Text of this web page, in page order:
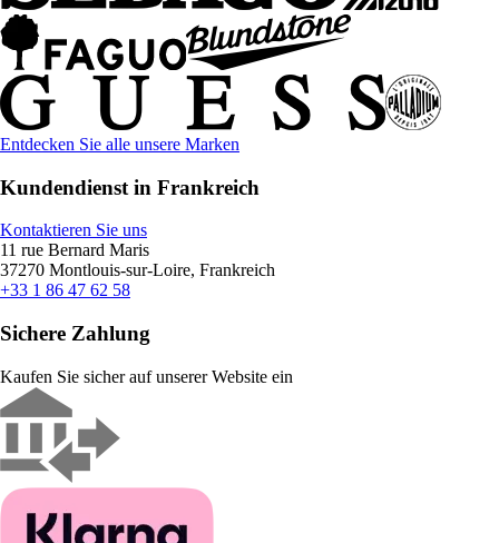
Entdecken Sie alle unsere Marken
Kundendienst in Frankreich
Kontaktieren Sie uns
11 rue Bernard Maris
37270 Montlouis-sur-Loire, Frankreich
+33 1 86 47 62 58
Sichere Zahlung
Kaufen Sie sicher auf unserer Website ein